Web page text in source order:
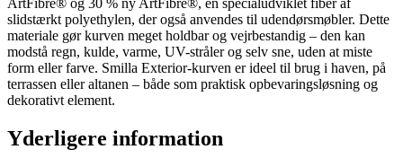
ArtFibre® og 30 % ny ArtFibre®, en specialudviklet fiber af
slidstærkt polyethylen, der også anvendes til udendørsmøbler. Dette
materiale gør kurven meget holdbar og vejrbestandig – den kan
modstå regn, kulde, varme, UV-stråler og selv sne, uden at miste
form eller farve. Smilla Exterior-kurven er ideel til brug i haven, på
terrassen eller altanen – både som praktisk opbevaringsløsning og
dekorativt element.
Yderligere information